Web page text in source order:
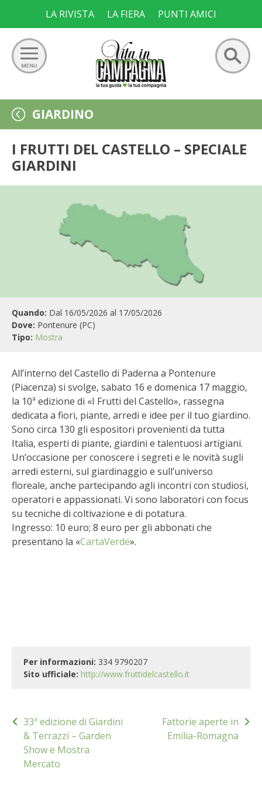
content
LA RIVISTA LA FIERA PUNTI AMICI
Ricerca
per:
GIARDINO
ORTO
FRUTTETO
ALLEVAMENTI
PRODOTTI
PICCOLO POLLAIO
STORIE DEI LETTORI
CONSERVARE LA FRUTTA
CONSERVE DELL’ORTO
FACEM
STIHL
SCONTI NOVEMBRE
HUSQVARNA
ZAPI GARDEN
GIARDINO
I FRUTTI DEL CASTELLO – SPECIALE
GIARDINI
Quando: Dal 16/05/2026 al 17/05/2026
Dove: Pontenure (PC)
Tipo: Mostra
All’interno del Castello di Paderna a Pontenure
(Piacenza) si svolge, sabato 16 e domenica 17 maggio,
la 10ª edizione di «I Frutti del Castello», rassegna
dedicata a fiori, piante, arredi e idee per il tuo giardino.
Sono circa 130 gli espositori provenienti da tutta
Italia, esperti di piante, giardini e talentuosi artigiani.
Un’occasione per conoscere i segreti e le novità sugli
arredi esterni, sul giardinaggio e sull’universo
floreale, anche partecipando agli incontri con studiosi,
operatori e appassionati. Vi sono laboratori con focus
su tecniche di coltivazione e di potatura.
Ingresso: 10 euro; 8 euro per gli abbonati che
presentano la «CartaVerde».
Per informazioni: 334 9790207
Sito ufficiale: http://www.fruttidelcastello.it
articoli
33ª edizione di Giardini
& Terrazzi – Garden
Show e Mostra
Mercato
Fattorie aperte in
Emilia-Romagna